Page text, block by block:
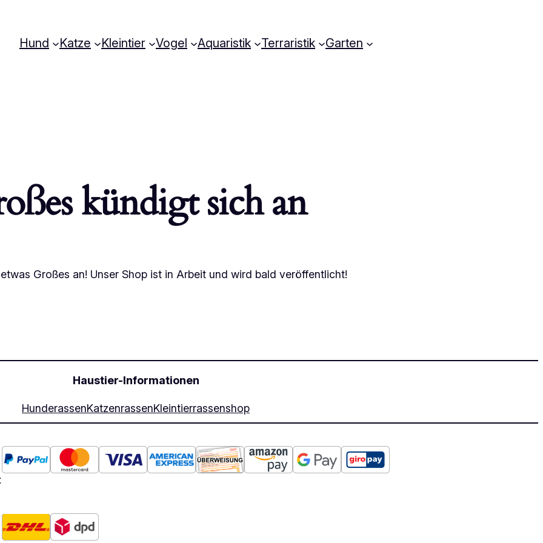
Hund Katze Kleintier Vogel Aquaristik Terraristik Garten
kündigt sich an
Großes an! Unser Shop ist in Arbeit und wird bald veröffentlicht!
Haustier-Informationen
HunderassenKatzenrassenKleintierrassenshop